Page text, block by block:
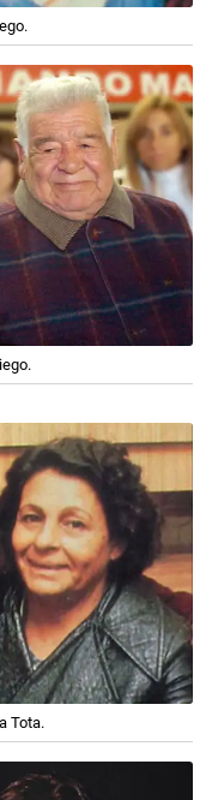
Tota.